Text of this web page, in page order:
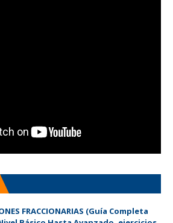
FRACCIONARIAS (Guía Completa